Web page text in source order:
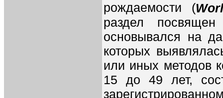
рождаемости (
раздел посвящен
основывался на
которых
или иных методов
15 до 49 лет,